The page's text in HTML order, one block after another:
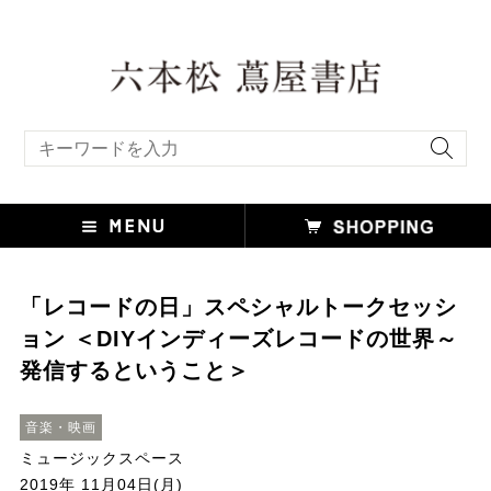
「レコードの日」スペシャルトークセッシ
ョン ＜DIYインディーズレコードの世界～
発信するということ＞
音楽・映画
ミュージックスペース
2019年 11月04日(月)